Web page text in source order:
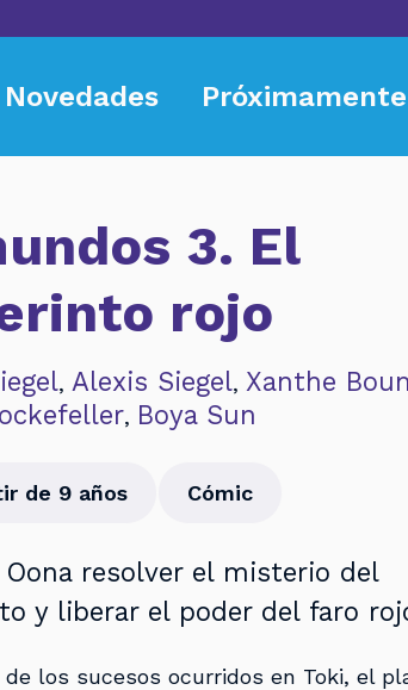
Novedades Próximamente
3. El
rojo
, Alexis Siegel, Xanthe
, Boya Sun
de 9 años Cómic
Oona resolver el misterio del
y liberar el poder del faro
de los sucesos ocurridos en Toki, el